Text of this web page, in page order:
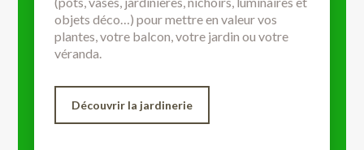
objets déco…) pour mettre en valeur vos
plantes, votre balcon, votre jardin ou votre
véranda.
Découvrir la jardinerie